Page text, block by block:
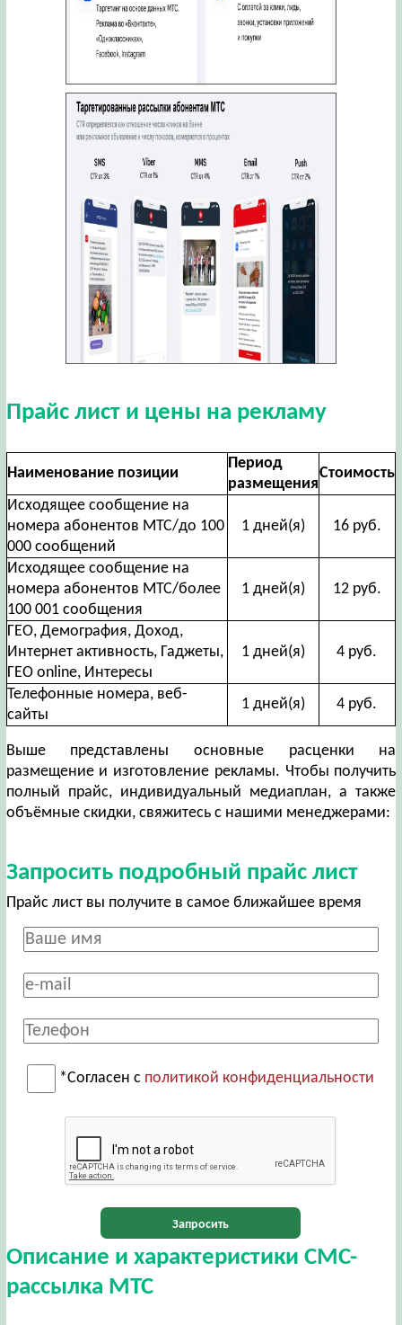
Прайс лист и цены на рекламу
Наименование позиции
Период
размещения
Стоимость
Исходящее сообщение на
номера абонентов МТС/до 100
000 сообщений
1 дней(я) 16 руб.
Исходящее сообщение на
номера абонентов МТС/более
100 001 сообщения
1 дней(я) 12 руб.
ГЕО, Демография, Доход,
Интернет активность, Гаджеты,
ГЕО online, Интересы
1 дней(я) 4 руб.
Телефонные номера, веб-
сайты
1 дней(я) 4 руб.
Выше представлены основные расценки на
размещение и изготовление рекламы. Чтобы получить
полный прайс, индивидуальный медиаплан, а также
объёмные скидки, свяжитесь с нашими менеджерами:
Запросить подробный прайс лист
Прайс лист вы получите в самое ближайшее время
*Согласен с политикой конфиденциальности
Запросить
Описание и характеристики СМС-
рассылка МТС